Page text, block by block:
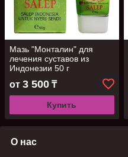
Мазь "Монталин" для
лечения суставов из
Индонезии 50 г
от 3 500 ₸
Купить
О нас